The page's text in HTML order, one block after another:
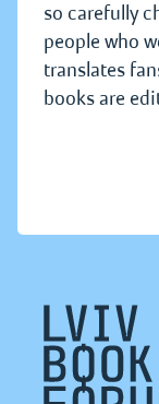
so carefully
people who
translates
books are